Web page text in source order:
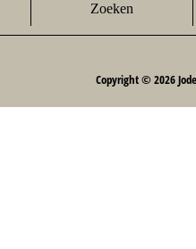
Zoeken
Copyright © 2026